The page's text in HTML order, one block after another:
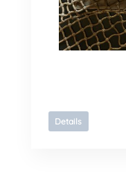
Details